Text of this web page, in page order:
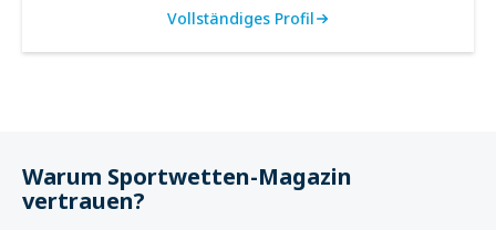
Vollständiges Profil
Warum Sportwetten-Magazin
vertrauen?